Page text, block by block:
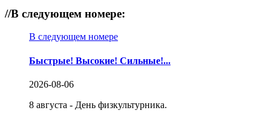
//В следующем номере:
В следующем номере
Быстрые! Высокие! Сильные!...
2026-08-06
8 августа - День физкультурника.